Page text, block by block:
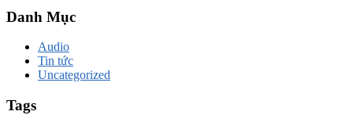
Danh Mục
Audio
Tin tức
Uncategorized
Tags